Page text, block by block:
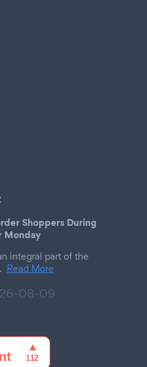
Shoppers During
Monday
integral part of the
Read More
08-09